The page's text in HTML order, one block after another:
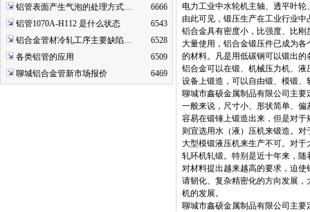
铝管表面产生气泡的处理方式…
6666
铝管1070A-H112 是什么状态
6543
铝合金管材冷轧工序主要缺陷…
6528
各类铝管的应用
6509
聊城铝合金管新市场报价
6469
电力工业中水轮机主轴、透平叶
由此可见，锻压生产在工业行业中
铝合金具有密度小，比强度、比
大量使用，铝合金锻压件已成为
的材料。凡是用低碳钢可以锻出
铝合金可以在锻、机械压力机、
设备上锻造，可以自由锻、模锻
聊城市鑫硕金属制品有限公司主要
一般来说，尺寸小、形状简单、
容易在锻锤上锻造出来，但是对
则宜选用水（液）压机来锻造。
大型模锻液压机来生产不可。对
轧环机轧锻。特别是近十年来，
对材料提出越来越高的要求，迫
请韧化、复杂精密化的方向发展
机的发展。
聊城市鑫硕金属制品有限公司主要